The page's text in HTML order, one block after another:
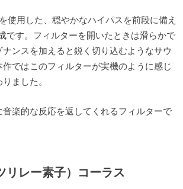
使用した、穏やかなハイパスを前段に備え
です。フィルターを開いたときは滑らかで
ンスを加えると鋭く切り込むようなサウ
ではこのフィルターが実機のように感じ
ました。
楽的な反応を返してくれるフィルターで
リレー素子）コーラス